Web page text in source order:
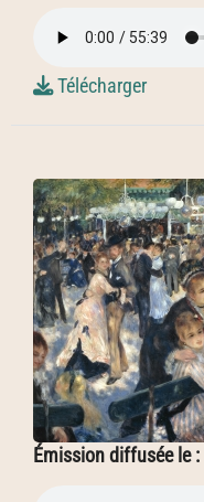
Télécharger
Émission diffusée le :